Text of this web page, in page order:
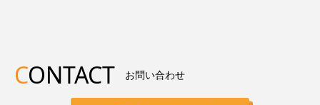
CONTACT お問い合わせ